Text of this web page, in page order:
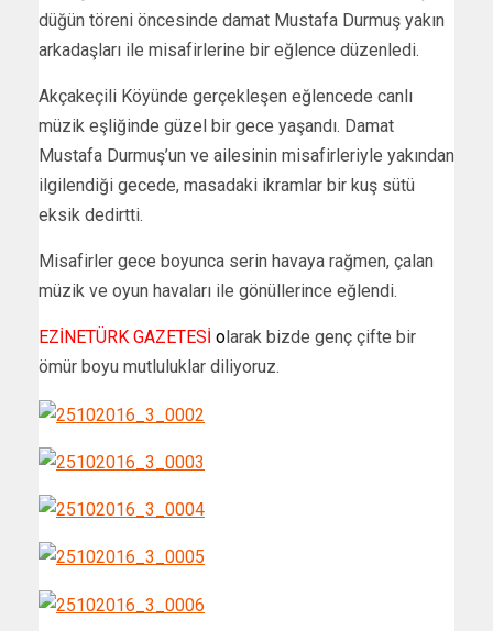
düğün töreni öncesinde damat Mustafa Durmuş yakın
arkadaşları ile misafirlerine bir eğlence düzenledi.
Akçakeçili Köyünde gerçekleşen eğlencede canlı
müzik eşliğinde güzel bir gece yaşandı. Damat
Mustafa Durmuş’un ve ailesinin misafirleriyle yakından
ilgilendiği gecede, masadaki ikramlar bir kuş sütü
eksik dedirtti.
Misafirler gece boyunca serin havaya rağmen, çalan
müzik ve oyun havaları ile gönüllerince eğlendi.
EZİNETÜRK GAZETESİ o larak bizde genç çifte bir
ömür boyu mutluluklar diliyoruz.